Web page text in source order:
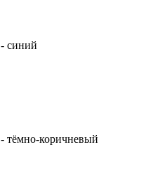
синий
тёмно-коричневый